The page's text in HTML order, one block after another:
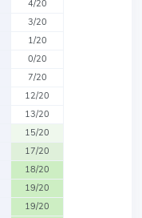
4/20
3/20
1/20
0/20
7/20
12/20
13/20
15/20
17/20
18/20
19/20
19/20